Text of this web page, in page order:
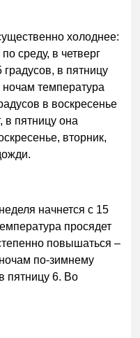
холоднее:
среду, в четверг
в пятницу
температура
в воскресенье
в пятницу она
вторник,
начнется с 15
просядет
повышаться –
по-зимнему
пятницу 6. Во